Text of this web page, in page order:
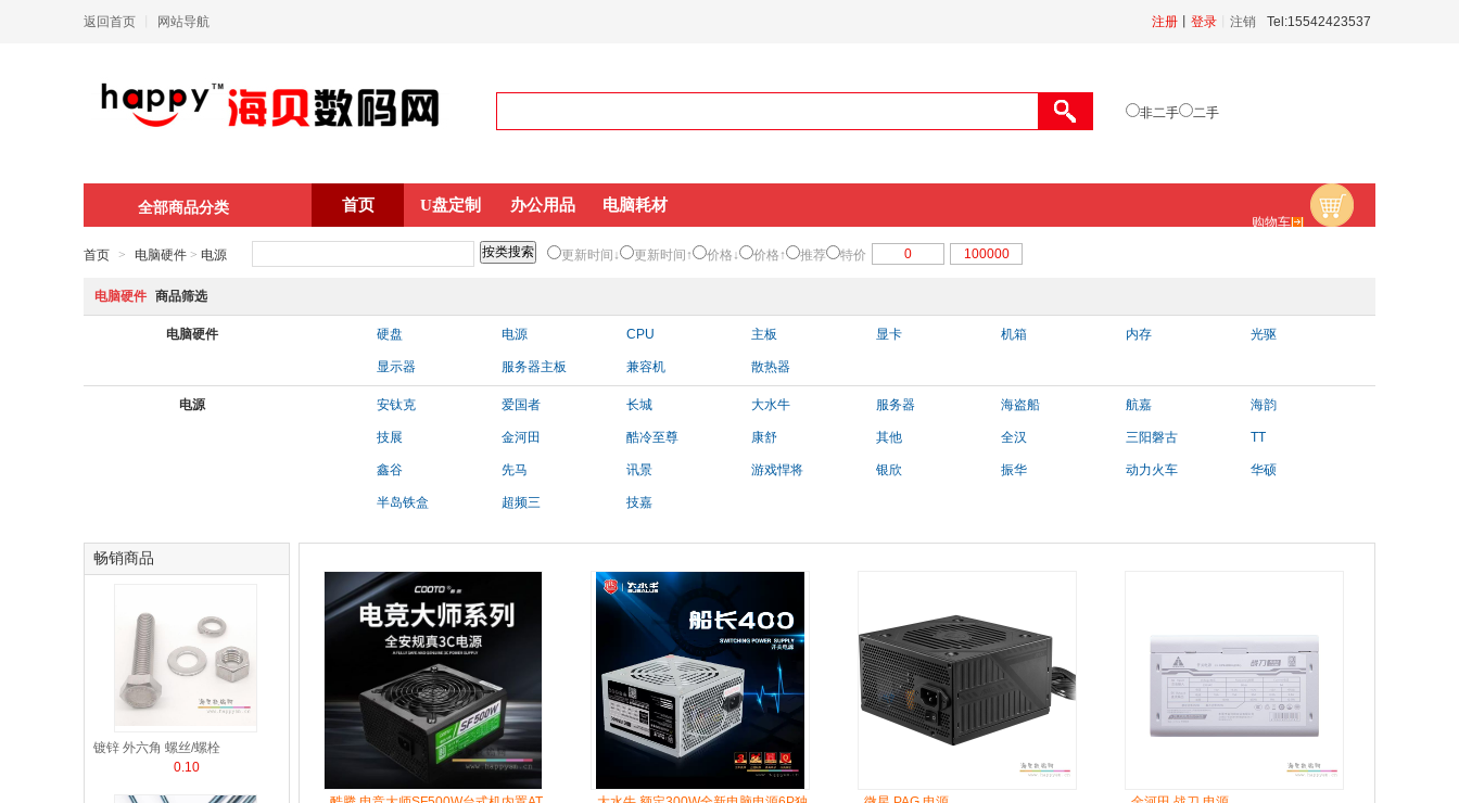
返回首页 网站导航 Tel:15542423537
注销
注册 登录
非二手 二手
全部商品分类
购物车
首页 U盘定制 办公用品 电脑耗材
首页 > 电脑硬件 > 电源 更新时间↓ 更新时间↑ 价格↓ 价格↑ 推荐 特价
电脑硬件 商品筛选
电脑硬件 硬盘 电源 CPU 主板 显卡 机箱 内存 光驱
显示器 服务器主板 兼容机 散热器
电源 安钛克 爱国者 长城 大水牛 服务器 海盗船 航嘉 海韵
技展 金河田 酷冷至尊 康舒 其他 全汉 三阳磐古 TT
鑫谷 先马 讯景 游戏悍将 银欣 振华 动力火车 华硕
半岛铁盒 超频三 技嘉
畅销商品
镀锌 外六角 螺丝/螺栓
0.10